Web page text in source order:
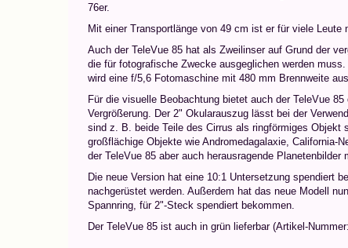
76er.
Mit einer Transportlänge von 49 cm ist er für viele Leute
Auch der TeleVue 85 hat als Zweilinser auf Grund der
die für fotografische Zwecke ausgeglichen werden
wird eine f/5,6 Fotomaschine mit 480 mm Brennweite
Für die visuelle Beobachtung bietet auch der TeleVue
Vergrößerung. Der 2" Okularauszug lässt bei der
sind z. B. beide Teile des Cirrus als ringförmiges Objekt
großflächige Objekte wie Andromedagalaxie, California-
der TeleVue 85 aber auch herausragende
Die neue Version hat eine 10:1 Untersetzung spendiert
nachgerüstet werden. Außerdem hat das neue Modell
Spannring, für 2"-Steck spendiert bekommen.
Der TeleVue 85 ist auch in grün lieferbar (Artikel-